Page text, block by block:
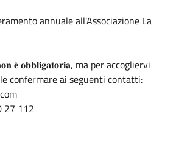
annuale all'Associazione La
𝐞̀ 𝐨𝐛𝐛𝐥𝐢𝐠𝐚𝐭𝐨𝐫𝐢𝐚, ma per accogliervi
confermare ai seguenti contatti:
27 112